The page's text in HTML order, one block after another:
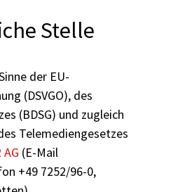
Stelle
der EU-
(DSVGO), des
(BDSG) und zugleich
Telemediengesetzes
AG (E-Mail
+49 7252/96-0,